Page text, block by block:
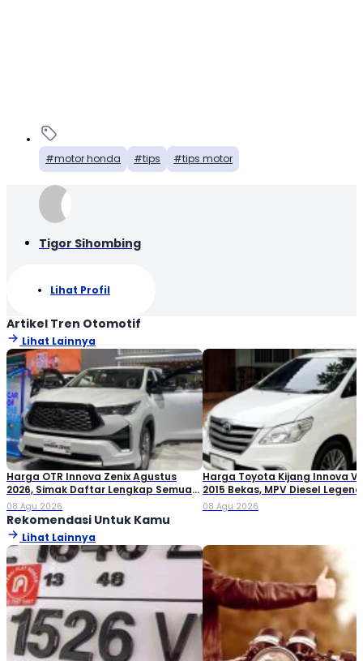
motor honda tips tips motor
Tigor Sihombing
Lihat Profil
Artikel Tren Otomotif
Lihat Lainnya
Harga OTR Innova Zenix Agustus
2026, Simak Daftar Lengkap Semua
Variannya!
08 Agu 2026
Harga Toyota Kijang Innova V
2015 Bekas, MPV Diesel
yang Masih Dicari
08 Agu 2026
Rekomendasi Untuk Kamu
Lihat Lainnya